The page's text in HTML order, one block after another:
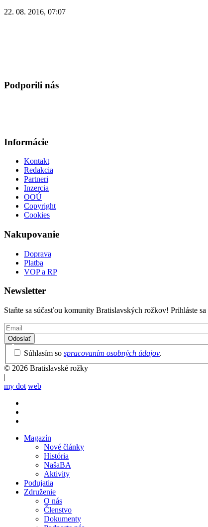
22. 08. 2016, 07:07
Podporili nás
Informácie
Kontakt
Redakcia
Partneri
Inzercia
OOÚ
Copyright
Cookies
Nakupovanie
Doprava
Platba
VOP a RP
Newsletter
Staňte sa súčasťou komunity Bratislavských rožkov! Prihláste
Email
Privacy
Policy
Súhlasím so spracovaním osobných údajov.
© 2026 Bratislavské rožky
|
my dot web
Magazín
Nové články
História
NašaBA
Aktivity
Podujatia
Združenie
O nás
Členstvo
Dokumenty